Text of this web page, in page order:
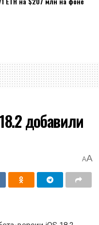
добавили
AA